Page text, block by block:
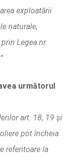
exploatarii
naturale,
Legea nr.
următorul
art. 18, 19 si
pot încheia
referitoare la